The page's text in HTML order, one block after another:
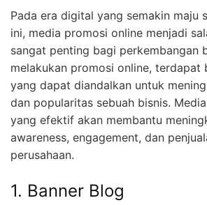
Pada era digital yang semakin maju
ini, media promosi online menjadi
sangat penting bagi perkembangan
melakukan promosi online, terdapat
yang dapat diandalkan untuk
dan popularitas sebuah bisnis.
yang efektif akan membantu
awareness, engagement, dan
perusahaan.
1. Banner Blog